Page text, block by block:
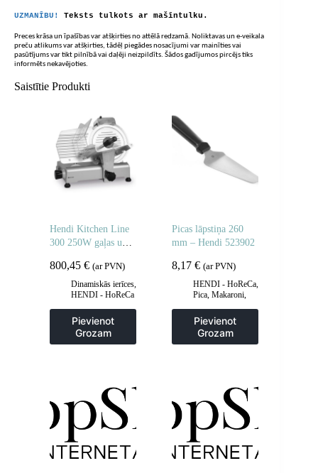
UZMANĪBU! Teksts tulkots ar mašīntulku.
Preces krāsa un īpašības var atšķirties no attēlā redzamā. Noliktavas un e-veikala
preču atlikums var atšķirties, tādēļ piegādes nosacījumi var mainīties vai
pasūtījums var tikt pilnībā vai daļēji neizpildīts. Šādos gadījumos pircējs tiks
informēts nekavējoties.
Saistītie Produkti
Hendi Kitchen Line
300 250W gaļas un
210246
800,45 € (ar PVN)
Dinamiskās ierīces,
HENDI - HoReCa
Pievienot
Grozam
Picas lāpstiņa 260
mm – Hendi 523902
8,17€ (ar PVN)
HENDI - HoReCa,
Pica, Makaroni,
Pievienot
Grozam